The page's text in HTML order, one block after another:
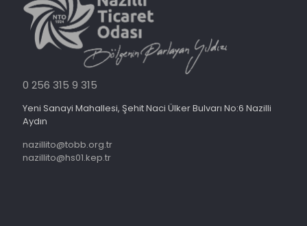
0 256 315 9 315
Yeni Sanayi Mahallesi, Şehit Naci Ülker Bulvarı No:6 Nazilli
Aydın
nazillito@tobb.org.tr
nazillito@hs01.kep.tr